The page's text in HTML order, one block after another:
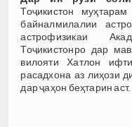
Тоҷикистон
байналмилалии
астрофизикаи
Тоҷикистонро дар
вилояти Хатлон
расадхона аз лиҳози
дар ҷаҳон беҳтарин аст.